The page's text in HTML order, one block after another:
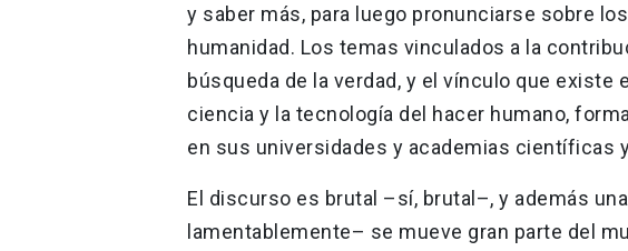
y saber más, para luego pronunciarse sobre
humanidad. Los temas vinculados a la
búsqueda de la verdad, y el vínculo que existe
ciencia y la tecnología del hacer humano,
en sus universidades y academias científicas
El discurso es brutal –sí, brutal–, y además
lamentablemente– se mueve gran parte del